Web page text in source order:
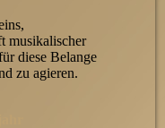
musikalischer
diese Belange
zu agieren.